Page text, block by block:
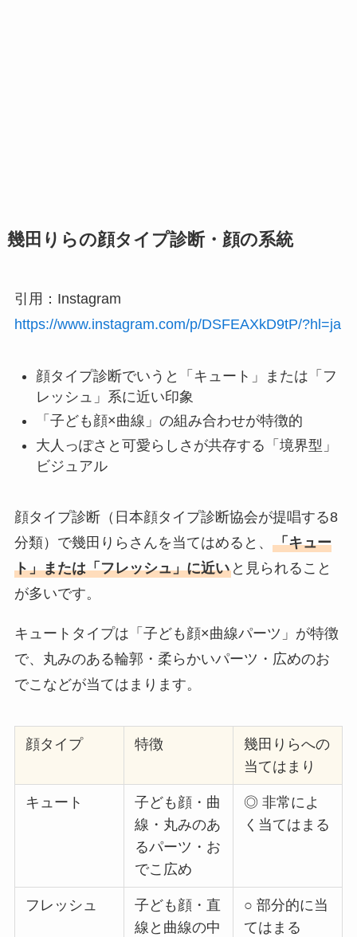
幾田りらの顔タイプ診断・顔の系統
引用：Instagram
https://www.instagram.com/p/DSFEAXkD9tP/?hl=ja
顔タイプ診断でいうと「キュート」または「フ
レッシュ」系に近い印象
「子ども顔×曲線」の組み合わせが特徴的
大人っぽさと可愛らしさが共存する「境界型」
ビジュアル
顔タイプ診断（日本顔タイプ診断協会が提唱する8
分類）で幾田りらさんを当てはめると、 「キュー
ト」または「フレッシュ」に近いと見られること
が多いです。
キュートタイプは「子ども顔×曲線パーツ」が特徴
で、丸みのある輪郭・柔らかいパーツ・広めのお
でこなどが当てはまります。
顔タイプ 特徴
幾田りらへの
当てはまり
キュート
子ども顔・曲
線・丸みのあ
るパーツ・お
でこ広め
◎ 非常によ
く当てはまる
フレッシュ
子ども顔・直
線と曲線の中
○ 部分的に当
てはまる